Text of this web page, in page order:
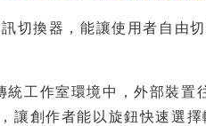
換器，能讓使用者自由切
工作室環境中，外部裝置
創作者能以旋鈕快速選擇